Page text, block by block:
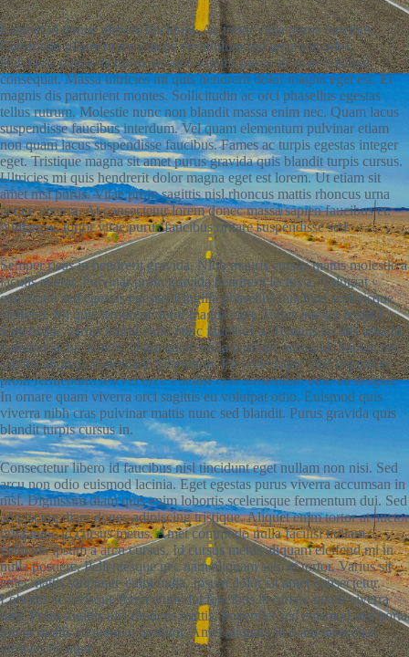
Laoreet id donec ultrices tincidunt. Ac tortor vitae purus faucibus.
Commodo ullamcorper a lacus vestibulum sed arcu non odio.
Habitasse platea dictumst quisque sagittis purus sit amet volutpat
consequat. Massa ultricies mi quis hendrerit dolor magna eget est. Et
magnis dis parturient montes. Sollicitudin ac orci phasellus egestas
tellus rutrum. Molestie nunc non blandit massa enim nec. Quam lacus
suspendisse faucibus interdum. Vel quam elementum pulvinar etiam
non quam lacus suspendisse faucibus. Fames ac turpis egestas integer
eget. Tristique magna sit amet purus gravida quis blandit turpis cursus.
Ultricies mi quis hendrerit dolor magna eget est lorem. Ut etiam sit
amet nisl purus. Vitae proin sagittis nisl rhoncus mattis rhoncus urna
neque viverra. At consectetur lorem donec massa sapien faucibus et.
Nullam ac tortor vitae purus faucibus ornare suspendisse sed.
Semper risus in hendrerit gravida. Nibh mauris cursus mattis molestie a
iaculis at erat. Pulvinar proin gravida hendrerit lectus a. Volutpat
commodo sed egestas egestas fringilla phasellus faucibus scelerisque
eleifend. Mi quis hendrerit dolor magna eget. Tellus integer feugiat
scelerisque varius morbi enim nunc faucibus a. Tempus iaculis urna id
volutpat lacus laoreet. Diam quam nulla porttitor massa id. Sapien nec
sagittis aliquam malesuada bibendum. Eu scelerisque felis imperdiet
proin fermentum leo vel orci. Facilisi cras fermentum odio eu feugiat.
In ornare quam viverra orci sagittis eu volutpat odio. Euismod quis
viverra nibh cras pulvinar mattis nunc sed blandit. Purus gravida quis
blandit turpis cursus in.
Consectetur libero id faucibus nisl tincidunt eget nullam non nisi. Sed
arcu non odio euismod lacinia. Eget egestas purus viverra accumsan in
nisl. Dignissim diam quis enim lobortis scelerisque fermentum dui. Sed
adipiscing diam donec adipiscing tristique. Aliquet enim tortor at auctor
urna nunc id cursus metus. Amet commodo nulla facilisi nullam
vehicula ipsum a arcu cursus. Id cursus metus aliquam eleifend mi in
nulla posuere. Pellentesque nec nam aliquam sem et tortor. Varius sit
amet mattis vulputate enim nulla. Ipsum dolor sit amet consectetur.
Lobortis scelerisque fermentum dui faucibus in ornare quam viverra
orci. Proin sagittis nisl rhoncus mattis. Imperdiet sed euismod nisi porta
lorem mollis aliquam ut porttitor. Amet aliquam id diam maecenas
ultricies mi eget.